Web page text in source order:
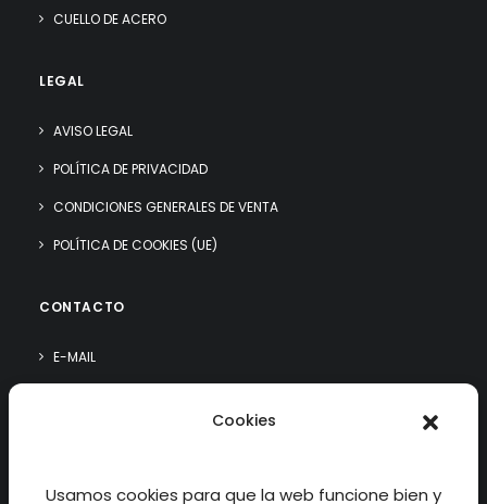
Cookies
Usamos cookies para que la web funcione bien y
CUELLO DE ACERO
LEGAL
AVISO LEGAL
POLÍTICA DE PRIVACIDAD
CONDICIONES GENERALES DE VENTA
POLÍTICA DE COOKIES (UE)
CONTACTO
E-MAIL